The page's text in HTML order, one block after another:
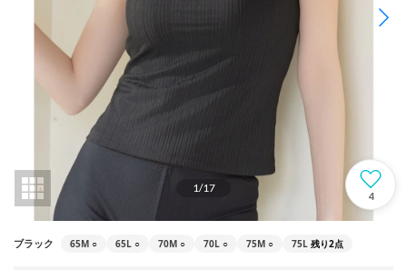
1/17
4
ブラック 65M ○ 65L ○ 70M ○ 70L ○ 75M ○ 75L 残り2点